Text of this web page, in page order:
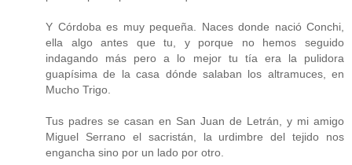
Y Córdoba es muy pequeña. Naces donde nació Conchi,
ella algo antes que tu, y porque no hemos seguido
indagando más pero a lo mejor tu tía era la pulidora
guapísima de la casa dónde salaban los altramuces, en
Mucho Trigo.
Tus padres se casan en San Juan de Letrán, y mi amigo
Miguel Serrano el sacristán, la urdimbre del tejido nos
engancha sino por un lado por otro.